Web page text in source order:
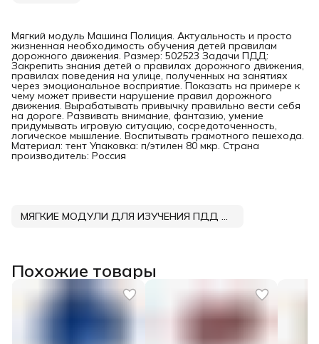
Мягкий модуль Машина Полиция. Актуальность и просто
жизненная необходимость обучения детей правилам
дорожного движения. Размер: 502523 Задачи ПДД:
Закрепить знания детей о правилах дорожного движения,
правилах поведения на улице, полученных на занятиях
через эмоциональное восприятие. Показать на примере к
чему может привести нарушение правил дорожного
движения. Вырабатывать привычку правильно вести себя
на дороге. Развивать внимание, фантазию, умение
придумывать игровую ситуацию, сосредоточенность,
логическое мышление. Воспитывать грамотного пешехода.
Материал: тент Упаковка: п/этилен 80 мкр. Страна
производитель: Россия
МЯГКИЕ МОДУЛИ ДЛЯ ИЗУЧЕНИЯ ПДД DNN
Похожие товары